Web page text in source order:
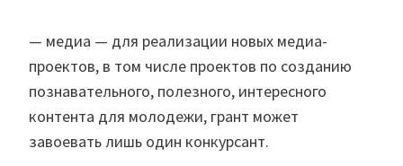
— медиа — для реализации новых медиа-
проектов, в том числе проектов по созданию
познавательного, полезного, интересного
контента для молодежи, грант может
завоевать лишь один конкурсант.